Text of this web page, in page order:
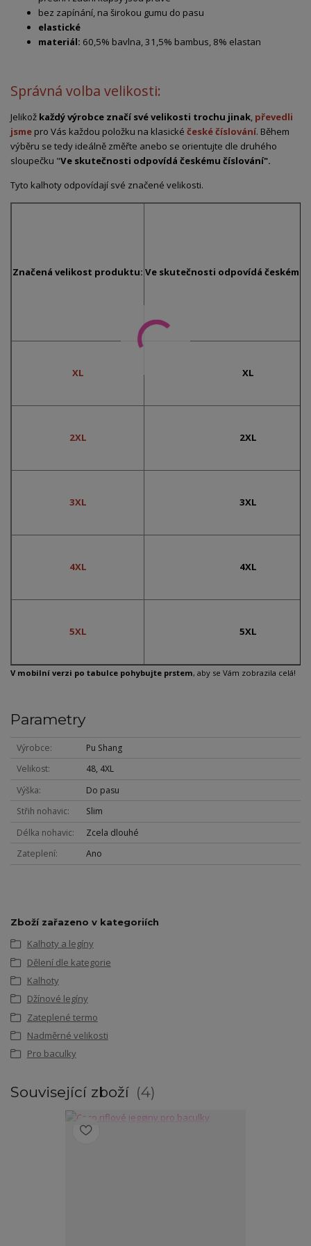
bez zapínání, na širokou gumu do pasu
elastické
materiál: 60,5% bavlna, 31,5% bambus, 8% elastan
Správná volba velikosti:
Jelikož každý výrobce značí své velikosti trochu jinak, převedli
jsme pro Vás každou položku na klasické české číslování. Během
výběru se tedy ideálně změřte anebo se orientujte dle druhého
sloupečku "Ve skutečnosti odpovídá českému číslování".
Tyto kalhoty odpovídají své značené velikosti.
Značená velikost produktu: Ve skutečnosti odpovídá českému
XL XL
2XL 2XL
3XL 3XL
4XL 4XL
5XL 5XL
V mobilní verzi po tabulce pohybujte prstem, aby se Vám zobrazila celá!
Parametry
Výrobce
Pu Shang
Velikost
48, 4XL
Výška
Do pasu
Střih nohavic
Slim
Délka nohavic
Zcela dlouhé
Zateplení
Ano
Zboží zařazeno v kategoriích
Kalhoty a legíny
Dělení dle kategorie
Kalhoty
Džínové legíny
Zateplené termo
Nadměrné velikosti
Pro baculky
Související zboží 4